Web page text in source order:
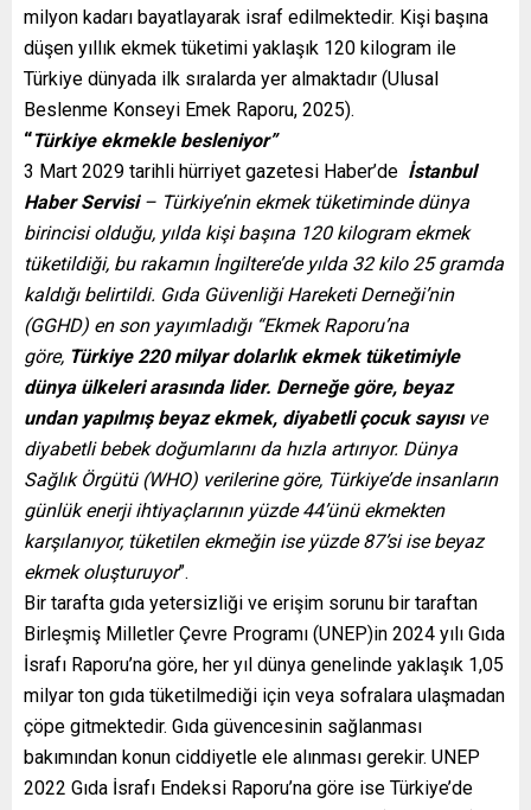
milyon kadarı bayatlayarak israf edilmektedir. Kişi başına
düşen yıllık ekmek tüketimi yaklaşık 120 kilogram ile
Türkiye dünyada ilk sıralarda yer almaktadır (Ulusal
Beslenme Konseyi Emek Raporu, 2025).
“Türkiye ekmekle besleniyor”
3 Mart 2029 tarihli hürriyet gazetesi Haber’de İstanbul
Haber Servisi – Türkiye’nin ekmek tüketiminde dünya
birincisi olduğu, yılda kişi başına 120 kilogram ekmek
tüketildiği, bu rakamın İngiltere’de yılda 32 kilo 25 gramda
kaldığı belirtildi. Gıda Güvenliği Hareketi Derneği’nin
(GGHD) en son yayımladığı “Ekmek Raporu’na
göre, Türkiye 220 milyar dolarlık ekmek tüketimiyle
dünya ülkeleri arasında lider. Derneğe göre, beyaz
undan yapılmış beyaz ekmek, diyabetli çocuk sayısıve
diyabetli bebek doğumlarını da hızla artırıyor. Dünya
Sağlık Örgütü (WHO) verilerine göre, Türkiye’de insanların
günlük enerji ihtiyaçlarının yüzde 44’ünü ekmekten
karşılanıyor, tüketilen ekmeğin ise yüzde 87’si ise beyaz
ekmek oluşturuyor”.
Bir tarafta gıda yetersizliği ve erişim sorunu bir taraftan
Birleşmiş Milletler Çevre Programı (UNEP)in 2024 yılı Gıda
İsrafı Raporu’na göre, her yıl dünya genelinde yaklaşık 1,05
milyar ton gıda tüketilmediği için veya sofralara ulaşmadan
çöpe gitmektedir. Gıda güvencesinin sağlanması
bakımından konun ciddiyetle ele alınması gerekir. UNEP
2022 Gıda İsrafı Endeksi Raporu’na göre ise Türkiye’de